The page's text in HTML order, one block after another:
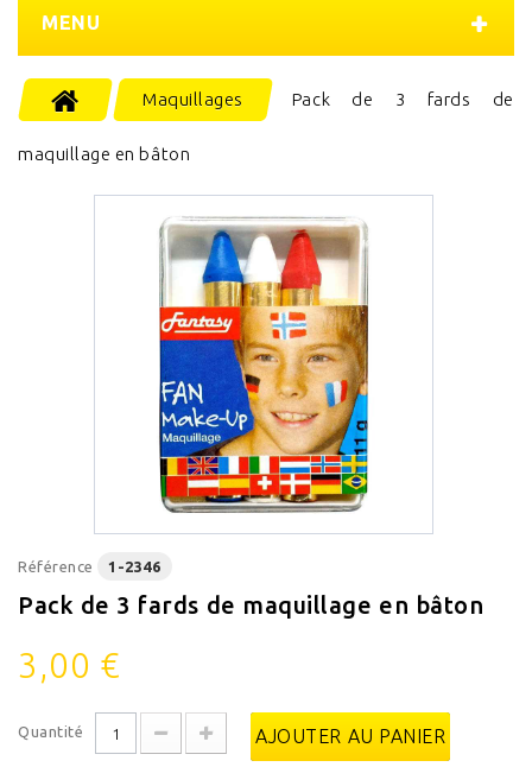
MENU
Maquillages Pack de 3 fards de
maquillage en bâton
Référence 1-2346
Pack de 3 fards de maquillage en bâton
3,00 €
Quantité AJOUTER AU PANIER